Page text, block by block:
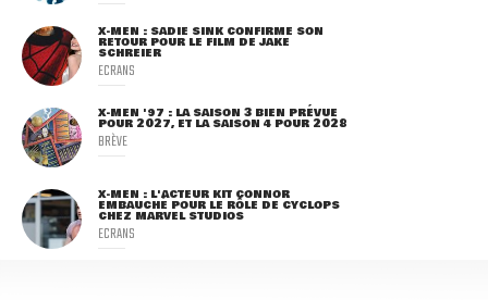
X-MEN : SADIE SINK CONFIRME SON
RETOUR POUR LE FILM DE JAKE
SCHREIER
ECRANS
X-MEN '97 : LA SAISON 3 BIEN PRÉVUE
POUR 2027, ET LA SAISON 4 POUR 2028
BRÈVE
X-MEN : L'ACTEUR KIT CONNOR
EMBAUCHÉ POUR LE RÔLE DE CYCLOPS
CHEZ MARVEL STUDIOS
ECRANS